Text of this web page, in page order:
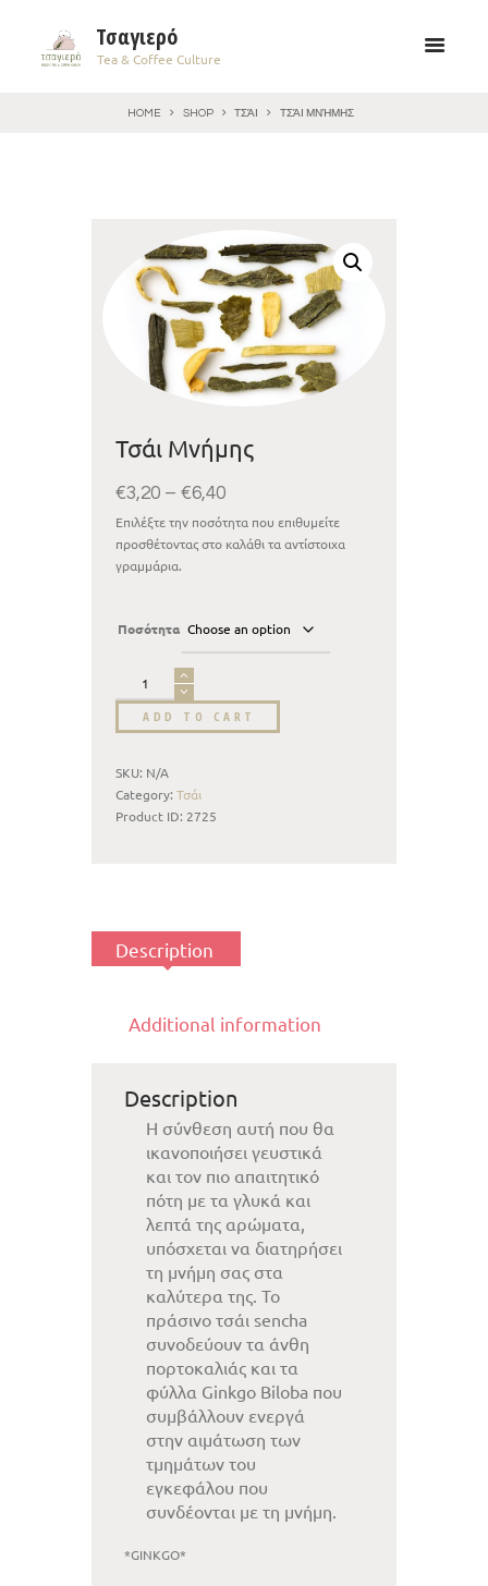
Τσαγιερό
Tea & Coffee Culture
HOME SHOP ΤΣΆΙ ΤΣΆΙ ΜΝΉΜΗΣ
Τσάι Μνήμης
€3,20 – €6,40
Επιλέξτε την ποσότητα που επιθυμείτε
προσθέτοντας στο καλάθι τα αντίστοιχα
γραμμάρια.
Ποσότητα
ADD TO CART
SKU: N/A
Category: Τσάι
Product ID: 2725
Description
Additional information
Description
Η σύνθεση αυτή που θα
ικανοποιήσει γευστικά
και τον πιο απαιτητικό
πότη με τα γλυκά και
λεπτά της αρώματα,
υπόσχεται να διατηρήσει
τη μνήμη σας στα
καλύτερα της. Το
πράσινο τσάι sencha
συνοδεύουν τα άνθη
πορτοκαλιάς και τα
φύλλα Ginkgo Biloba που
συμβάλλoυν ενεργά
στην αιμάτωση των
τμημάτων του
εγκεφάλου που
συνδέονται με τη μνήμη.
*GINKGO*